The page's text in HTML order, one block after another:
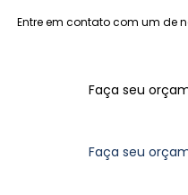
Entre em contato com um de
Faça seu
Faça seu